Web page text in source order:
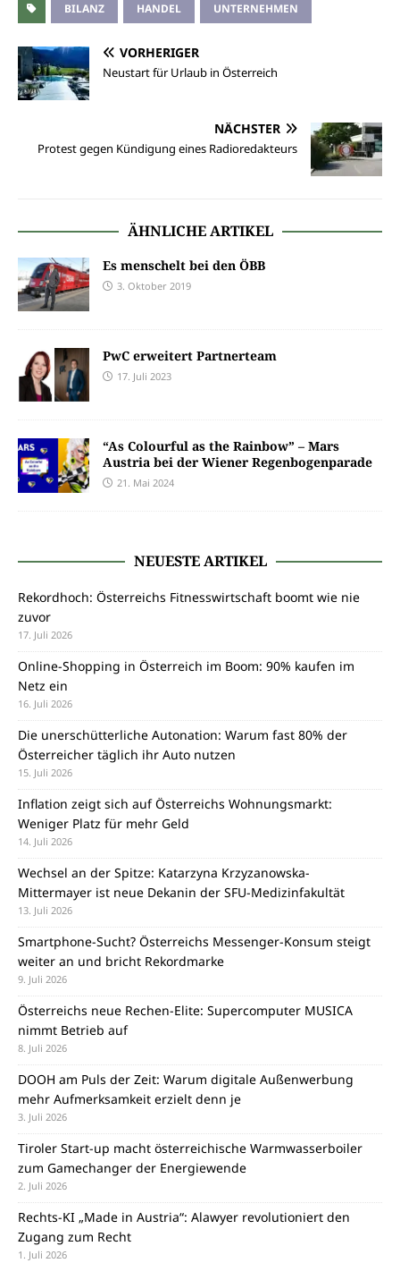
BILANZ HANDEL UNTERNEHMEN
VORHERIGER
Neustart für Urlaub in Österreich
NÄCHSTER
Protest gegen Kündigung eines Radioredakteurs
ÄHNLICHE ARTIKEL
Es menschelt bei den ÖBB
3. Oktober 2019
PwC erweitert Partnerteam
17. Juli 2023
“As Colourful as the Rainbow” – Mars
Austria bei der Wiener Regenbogenparade
21. Mai 2024
NEUESTE ARTIKEL
Rekordhoch: Österreichs Fitnesswirtschaft boomt wie nie
zuvor
17. Juli 2026
Online-Shopping in Österreich im Boom: 90% kaufen im
Netz ein
16. Juli 2026
Die unerschütterliche Autonation: Warum fast 80% der
Österreicher täglich ihr Auto nutzen
15. Juli 2026
Inflation zeigt sich auf Österreichs Wohnungsmarkt:
Weniger Platz für mehr Geld
14. Juli 2026
Wechsel an der Spitze: Katarzyna Krzyzanowska-
Mittermayer ist neue Dekanin der SFU-Medizinfakultät
13. Juli 2026
Smartphone-Sucht? Österreichs Messenger-Konsum steigt
weiter an und bricht Rekordmarke
9. Juli 2026
Österreichs neue Rechen-Elite: Supercomputer MUSICA
nimmt Betrieb auf
8. Juli 2026
DOOH am Puls der Zeit: Warum digitale Außenwerbung
mehr Aufmerksamkeit erzielt denn je
3. Juli 2026
Tiroler Start-up macht österreichische Warmwasserboiler
zum Gamechanger der Energiewende
2. Juli 2026
Rechts-KI „Made in Austria“: Alawyer revolutioniert den
Zugang zum Recht
1. Juli 2026